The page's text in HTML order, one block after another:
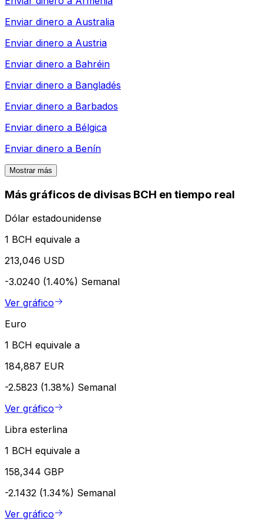
Enviar dinero a Australia
Enviar dinero a Austria
Enviar dinero a Bahréin
Enviar dinero a Bangladés
Enviar dinero a Barbados
Enviar dinero a Bélgica
Enviar dinero a Benín
Mostrar más
Más gráficos de divisas BCH en tiempo real
Dólar estadounidense
1 BCH equivale a
213,046 USD
-3.0240 (1.40%) Semanal
Ver gráfico
Euro
1 BCH equivale a
184,887 EUR
-2.5823 (1.38%) Semanal
Ver gráfico
Libra esterlina
1 BCH equivale a
158,344 GBP
-2.1432 (1.34%) Semanal
Ver gráfico